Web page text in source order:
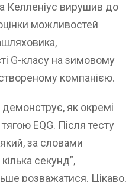
Келленіус вирушив до
можливостей
G-класу на зимовому
компанією.
як окремі
EQG. Після тесту
за словами
секунд”,
розважатися. Цікаво,